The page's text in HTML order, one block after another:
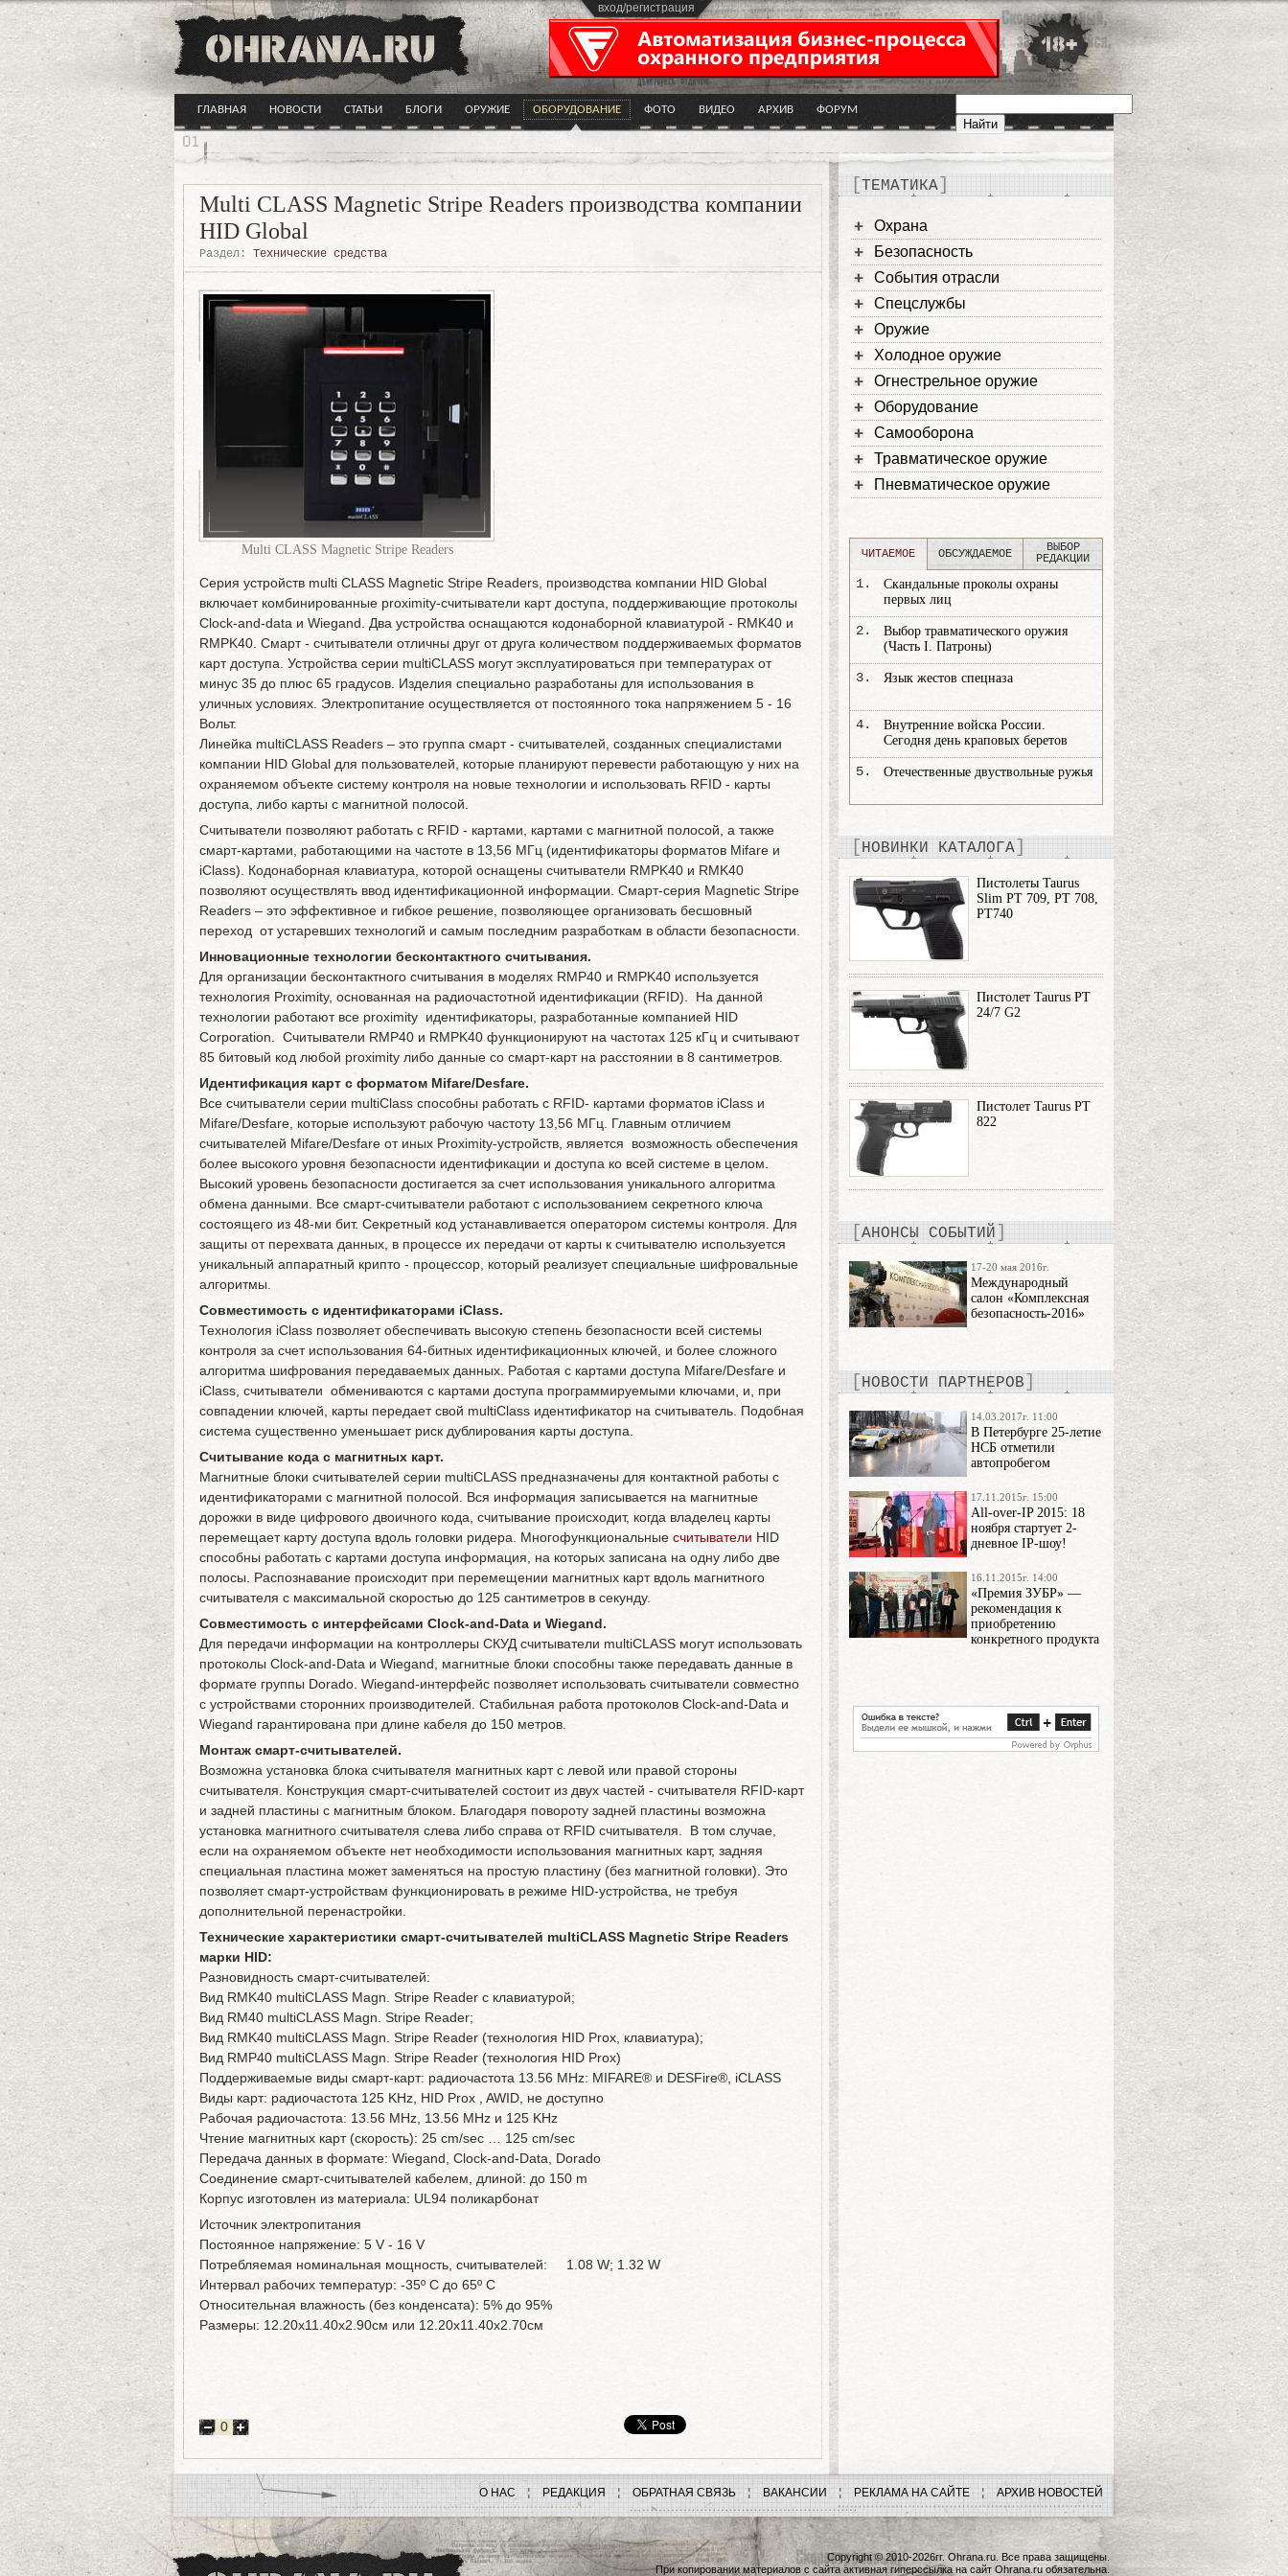
вход/регистрация
ГЛАВНАЯ НОВОСТИ СТАТЬИ БЛОГИ ОРУЖИЕ ОБОРУДОВАНИЕ ФОТО ВИДЕО АРХИВ ФОРУМ
Multi CLASS Magnetic Stripe Readers производства компании
HID Global
Раздел: Технические средства
Multi CLASS Magnetic Stripe Readers
Серия устройств multi CLASS Magnetic Stripe Readers, производства компании HID Global
включает комбинированные proximity-считыватели карт доступа, поддерживающие протоколы
Clock-and-data и Wiegand. Два устройства оснащаются кодонаборной клавиатурой - RMK40 и
RMPK40. Смарт - считыватели отличны друг от друга количеством поддерживаемых форматов
карт доступа. Устройства серии multiCLASS могут эксплуатироваться при температурах от
минус 35 до плюс 65 градусов. Изделия специально разработаны для использования в
уличных условиях. Электропитание осуществляется от постоянного тока напряжением 5 - 16
Вольт.
Линейка multiCLASS Readers – это группа смарт - считывателей, созданных специалистами
компании HID Global для пользователей, которые планируют перевести работающую у них на
охраняемом объекте систему контроля на новые технологии и использовать RFID - карты
доступа, либо карты с магнитной полосой.
Считыватели позволяют работать с RFID - картами, картами с магнитной полосой, а также
смарт-картами, работающими на частоте в 13,56 МГц (идентификаторы форматов Mifare и
iClass). Кодонаборная клавиатура, которой оснащены считыватели RMPK40 и RMK40
позволяют осуществлять ввод идентификационной информации. Смарт-серия Magnetic Stripe
Readers – это эффективное и гибкое решение, позволяющее организовать бесшовный
переход от устаревших технологий и самым последним разработкам в области безопасности.
Инновационные технологии бесконтактного считывания.
Для организации бесконтактного считывания в моделях RMP40 и RMPK40 используется
технология Proximity, основанная на радиочастотной идентификации (RFID). На данной
технологии работают все proximity идентификаторы, разработанные компанией HID
Corporation. Считыватели RMP40 и RMPK40 функционируют на частотах 125 кГц и считывают
85 битовый код любой proximity либо данные со смарт-карт на расстоянии в 8 сантиметров.
Идентификация карт с форматом Mifare/Desfare.
Все считыватели серии multiClass способны работать с RFID- картами форматов iClass и
Mifare/Desfare, которые используют рабочую частоту 13,56 МГц. Главным отличием
считывателей Mifare/Desfare от иных Proximity-устройств, является возможность обеспечения
более высокого уровня безопасности идентификации и доступа ко всей системе в целом.
Высокий уровень безопасности достигается за счет использования уникального алгоритма
обмена данными. Все смарт-считыватели работают с использованием секретного ключа
состоящего из 48-ми бит. Секретный код устанавливается оператором системы контроля. Для
защиты от перехвата данных, в процессе их передачи от карты к считывателю используется
уникальный аппаратный крипто - процессор, который реализует специальные шифровальные
алгоритмы.
Совместимость с идентификаторами iClass.
Технология iClass позволяет обеспечивать высокую степень безопасности всей системы
контроля за счет использования 64-битных идентификационных ключей, и более сложного
алгоритма шифрования передаваемых данных. Работая с картами доступа Mifare/Desfare и
iClass, считыватели обмениваются с картами доступа программируемыми ключами, и, при
совпадении ключей, карты передает свой multiClass идентификатор на считыватель. Подобная
система существенно уменьшает риск дублирования карты доступа.
Считывание кода с магнитных карт.
Магнитные блоки считывателей серии multiCLASS предназначены для контактной работы с
идентификаторами с магнитной полосой. Вся информация записывается на магнитные
дорожки в виде цифрового двоичного кода, считывание происходит, когда владелец карты
перемещает карту доступа вдоль головки ридера. Многофункциональные считыватели HID
способны работать с картами доступа информация, на которых записана на одну либо две
полосы. Распознавание происходит при перемещении магнитных карт вдоль магнитного
считывателя с максимальной скоростью до 125 сантиметров в секунду.
Совместимость с интерфейсами Clock-and-Data и Wiegand.
Для передачи информации на контроллеры СКУД считыватели multiCLASS могут использовать
протоколы Clock-and-Data и Wiegand, магнитные блоки способны также передавать данные в
формате группы Dorado. Wiegand-интерфейс позволяет использовать считыватели совместно
с устройствами сторонних производителей. Стабильная работа протоколов Clock-and-Data и
Wiegand гарантирована при длине кабеля до 150 метров.
Монтаж смарт-считывателей.
Возможна установка блока считывателя магнитных карт с левой или правой стороны
считывателя. Конструкция смарт-считывателей состоит из двух частей - считывателя RFID-карт
и задней пластины с магнитным блоком. Благодаря повороту задней пластины возможна
установка магнитного считывателя слева либо справа от RFID считывателя. В том случае,
если на охраняемом объекте нет необходимости использования магнитных карт, задняя
специальная пластина может заменяться на простую пластину (без магнитной головки). Это
позволяет смарт-устройствам функционировать в режиме HID-устройства, не требуя
дополнительной перенастройки.
Технические характеристики смарт-считывателей multiCLASS Magnetic Stripe Readers
марки HID:
Разновидность смарт-считывателей:
Вид RMK40 multiCLASS Magn. Stripe Reader с клавиатурой;
Вид RM40 multiCLASS Magn. Stripe Reader;
Вид RMK40 multiCLASS Magn. Stripe Reader (технология HID Prox, клавиатура);
Вид RMP40 multiCLASS Magn. Stripe Reader (технология HID Prox)
Поддерживаемые виды смарт-карт: радиочастота 13.56 MHz: MIFARE® и DESFire®, iCLASS
Виды карт: радиочастота 125 KHz, HID Prox , AWID, не доступно
Рабочая радиочастота: 13.56 MHz, 13.56 MHz и 125 KHz
Чтение магнитных карт (скорость): 25 cm/sec … 125 cm/sec
Передача данных в формате: Wiegand, Clock-and-Data, Dorado
Соединение смарт-считывателей кабелем, длиной: до 150 m
Корпус изготовлен из материала: UL94 поликарбонат
Источник электропитания
Постоянное напряжение: 5 V - 16 V
Потребляемая номинальная мощность, считывателей: 1.08 W; 1.32 W
Интервал рабочих температур: -35º C до 65º C
Относительная влажность (без конденсата): 5% до 95%
Размеры: 12.20x11.40x2.90см или 12.20x11.40x2.70см
0
ТЕМАТИКА
Охрана
Безопасность
События отрасли
Спецслужбы
Оружие
Холодное оружие
Огнестрельное оружие
Оборудование
Самооборона
Травматическое оружие
Пневматическое оружие
ЧИТАЕМОЕ ОБСУЖДАЕМОЕ
ВЫБОР
РЕДАКЦИИ
Скандальные проколы охраны
первых лиц
1.
Выбор травматического оружия
(Часть I. Патроны)
2.
Язык жестов спецназа
3.
Внутренние войска России.
Сегодня день краповых беретов
4.
Отечественные двуствольные ружья
5.
НОВИНКИ КАТАЛОГА
Пистолеты Taurus
Slim PT 709, PT 708,
PT740
Пистолет Taurus PT
24/7 G2
Пистолет Taurus PT
822
АНОНСЫ СОБЫТИЙ
17-20 мая 2016г.
Международный
салон «Комплексная
безопасность-2016»
НОВОСТИ ПАРТНЕРОВ
14.03.2017г. 11:00
В Петербурге 25-летие
НСБ отметили
автопробегом
17.11.2015г. 15:00
All-over-IP 2015: 18
ноября стартует 2-
дневное IP-шоу!
16.11.2015г. 14:00
«Премия ЗУБР» —
рекомендация к
приобретению
конкретного продукта
О НАС РЕДАКЦИЯ ОБРАТНАЯ СВЯЗЬ ВАКАНСИИ РЕКЛАМА НА САЙТЕ АРХИВ НОВОСТЕЙ
Copyright © 2010-2026гг. Ohrana.ru. Все права защищены.
При копировании материалов с сайта активная гиперссылка на сайт Ohrana.ru обязательна.